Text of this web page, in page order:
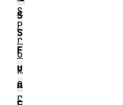
S
S
F
u
n
S
P
r
o
p
e
r